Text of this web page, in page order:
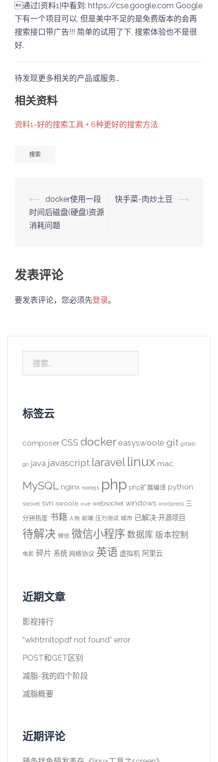
通过[资料1]中看到: https://cse.google.com Google
下有一个项目可以, 但是美中不足的是免费版本的会再
搜索接口带广告!!! 简单的试用了下, 搜索体验也不是很
好.
待发现更多相关的产品或服务…
相关资料
资料1-好的搜索工具 + 6种更好的搜索方法
搜索
Post
navigation
⟵
docker使用一段
时间后磁盘(硬盘)资源
消耗问题
快手菜-肉炒土豆 ⟶
发表评论
要发表评论，您必须先登录。
索：
标签云
composer CSS docker easyswoole git gitlab
go java javascript laravel linux mac
MySQL nginx nodejs php php扩展编译 python
socket svn swoole vue websocket windows wordpress 三
分钟热度 书籍 人物 前端 压力测试 城市 已解决 开源项目
待解决 微信 微信小程序 数据库 版本控制
电影 碎片 系统 网络协议 英语 虚拟机 阿里云
近期文章
影视排行
“wkhtmltopdf not found” error
POST和GET区别
减脂-我的四个阶段
减脂概要
近期评论